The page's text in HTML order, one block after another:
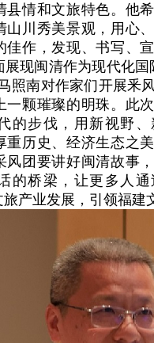
县情和文旅特色。他
山川秀美景观，用心
佳作，发现、书写、
展现闽清作为现代化国
照南对作家们开展釆
一颗璀璨的明珠。此
的步伐，用新视野
重历史、经济生态之
风团要讲好闽清故事
的桥梁，让更多人
产业发展，引领福建